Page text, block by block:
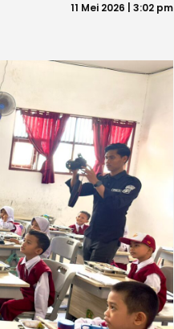
11 Mei 2026 | 3:02 pm